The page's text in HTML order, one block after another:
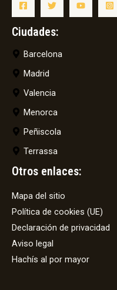
Ciudades:
Barcelona
Madrid
Valencia
Menorca
Peñiscola
Terrassa
Otros enlaces:
Mapa del sitio
Política de cookies (UE)
Declaración de privacidad
Aviso legal
Hachís al por mayor